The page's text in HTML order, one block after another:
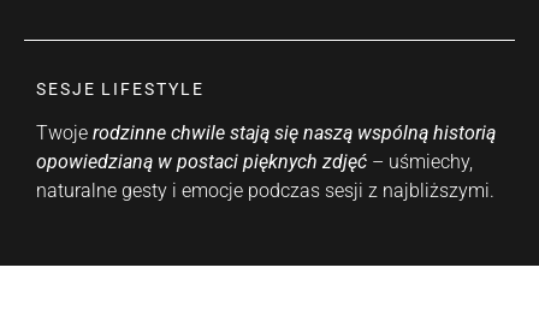
SESJE LIFESTYLE
Twoje rodzinne chwile stają się naszą wspólną historią
opowiedzianą w postaci pięknych zdjęć – uśmiechy,
naturalne gesty i emocje podczas sesji z najbliższymi.